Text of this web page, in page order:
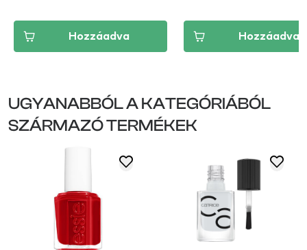
Hozzáadva Hozzáadva
UGYANABBÓL A KATEGÓRIÁBÓL
SZÁRMAZÓ TERMÉKEK